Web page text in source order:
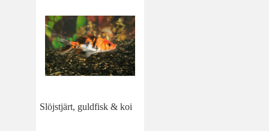
Slöjstjärt, guldfisk & koi